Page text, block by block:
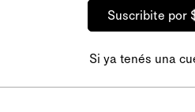
Suscribite por
Si ya tenés una